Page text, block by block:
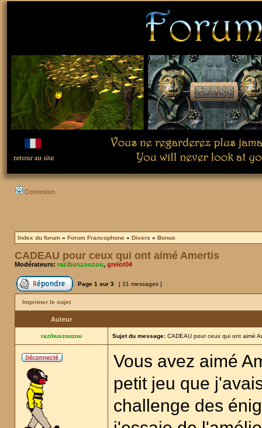
Connexion
Index du forum » Forum Francophone » Divers » Bonus
CADEAU pour ceux qui ont aimé Amertis
Modérateurs: razibuszouzou, grelot04
Page 1 sur 3 [ 31 messages ]
Imprimer le sujet
Auteur
razibuszouzou Sujet du message: CADEAU pour ceux qui ont aimé
Vous avez aimé
petit jeu que
challenge des